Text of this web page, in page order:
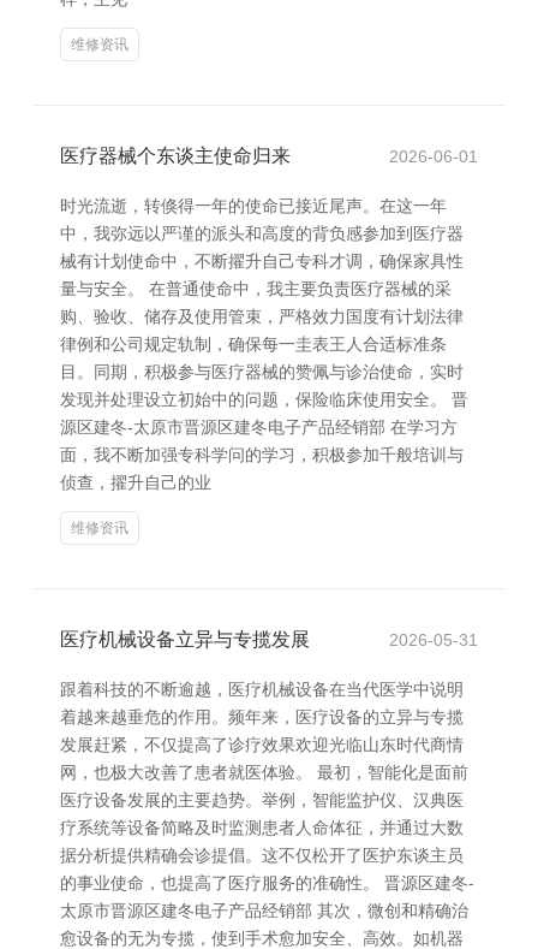
维修资讯
医疗器械个东谈主使命归来 2026-06-01
时光流逝，转倏得一年的使命已接近尾声。在这一年
中，我弥远以严谨的派头和高度的背负感参加到医疗器
械有计划使命中，不断擢升自己专科才调，确保家具性
量与安全。 在普通使命中，我主要负责医疗器械的采
购、验收、储存及使用管束，严格效力国度有计划法律
律例和公司规定轨制，确保每一圭表王人合适标准条
目。同期，积极参与医疗器械的赞佩与诊治使命，实时
发现并处理设立初始中的问题，保险临床使用安全。 晋
源区建冬-太原市晋源区建冬电子产品经销部 在学习方
面，我不断加强专科学问的学习，积极参加千般培训与
侦查，擢升自己的业
维修资讯
医疗机械设备立异与专揽发展 2026-05-31
跟着科技的不断逾越，医疗机械设备在当代医学中说明
着越来越垂危的作用。频年来，医疗设备的立异与专揽
发展赶紧，不仅提高了诊疗效果欢迎光临山东时代商情
网，也极大改善了患者就医体验。 最初，智能化是面前
医疗设备发展的主要趋势。举例，智能监护仪、汉典医
疗系统等设备简略及时监测患者人命体征，并通过大数
据分析提供精确会诊提倡。这不仅松开了医护东谈主员
的事业使命，也提高了医疗服务的准确性。 晋源区建冬-
太原市晋源区建冬电子产品经销部 其次，微创和精确治
愈设备的无为专揽，使到手术愈加安全、高效。如机器